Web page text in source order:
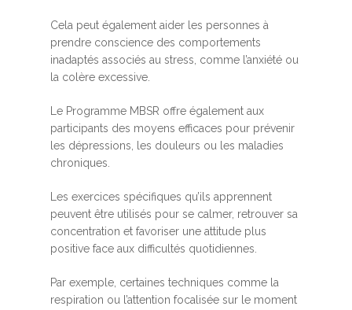
Cela peut également aider les personnes à
prendre conscience des comportements
inadaptés associés au stress, comme l’anxiété ou
la colère excessive.
Le Programme MBSR offre également aux
participants des moyens efficaces pour prévenir
les dépressions, les douleurs ou les maladies
chroniques.
Les exercices spécifiques qu’ils apprennent
peuvent être utilisés pour se calmer, retrouver sa
concentration et favoriser une attitude plus
positive face aux difficultés quotidiennes.
Par exemple, certaines techniques comme la
respiration ou l’attention focalisée sur le moment